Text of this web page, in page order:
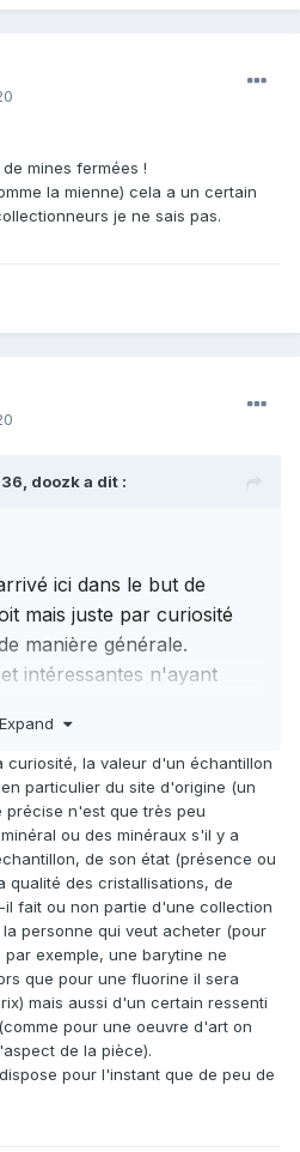
mines fermées !
la mienne) cela a un certain
je ne sais pas.
doozka dit :
ici dans le but de
mais juste par curiosité
manière générale.
intéressantes n'ayant
50 ans dans une boîte.
va jeter ça dans la
parc a conteneur avec le
avec l'aspect
cela ne m'intéresse pas
et toujours par
savoir que l'objet n'est
conséquent peut être une
de spécial.
, j'aurais
Expand
curiosité, la valeur d'un échantillon
particulier du site d'origine (un
n'est que très peu
ou des minéraux s'il y a
de son état (présence ou
qualité des cristallisations, de
fait ou non partie d'une collection
personne qui veut acheter (pour
exemple, une barytine ne
que pour une fluorine il sera
mais aussi d'un certain ressenti
pour une oeuvre d'art on
de la pièce).
pour l'instant que de peu de